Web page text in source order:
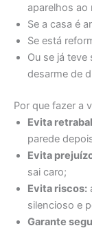
aparelhos ao
Se a casa é
Se está
Ou se já
desarme de
Por que fazer a
Evita
parede
Evita
sai caro;
Evita riscos:
silencioso e
Garante